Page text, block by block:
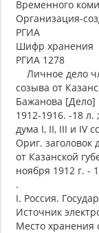
Временного
Организация-
РГИА
Шифр хранения
РГИА 1278
Личное дело
созыва от
Бажанова [Дело]
1912-1916. -18 л.
дума I, II, III и IV
Ориг. заголовок
от Казанской
ноября 1912 г. -
.
I. Россия.
Источник
Место хранения